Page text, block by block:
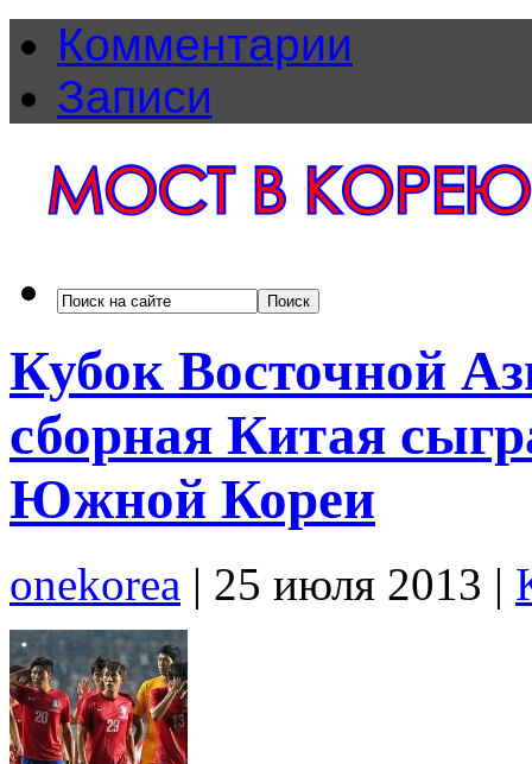
Комментарии
Записи
Кубок Восточной
сборная Китая
Южной Кореи
onekorea | 25 июля 2013 |